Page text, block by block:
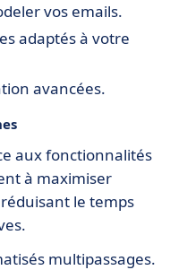
vos emails.
adaptés à votre
avancées.
aux fonctionnalités
à maximiser
le temps
multipassages.